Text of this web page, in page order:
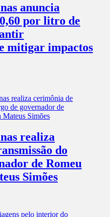
anuncia
por litro de
mitigar impactos
realiza
do
de Romeu
Simões